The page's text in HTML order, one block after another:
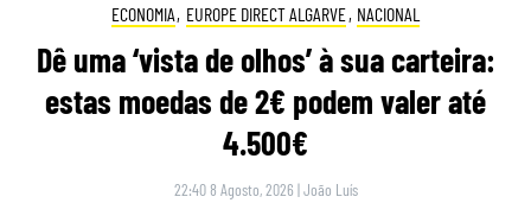
ECONOMIA, EUROPE DIRECT ALGARVE, NACIONAL
Dê uma ‘vista de olhos’ à sua carteira:
estas moedas de 2€ podem valer até
4.500€
22:40 8 Agosto, 2026 |João Luís